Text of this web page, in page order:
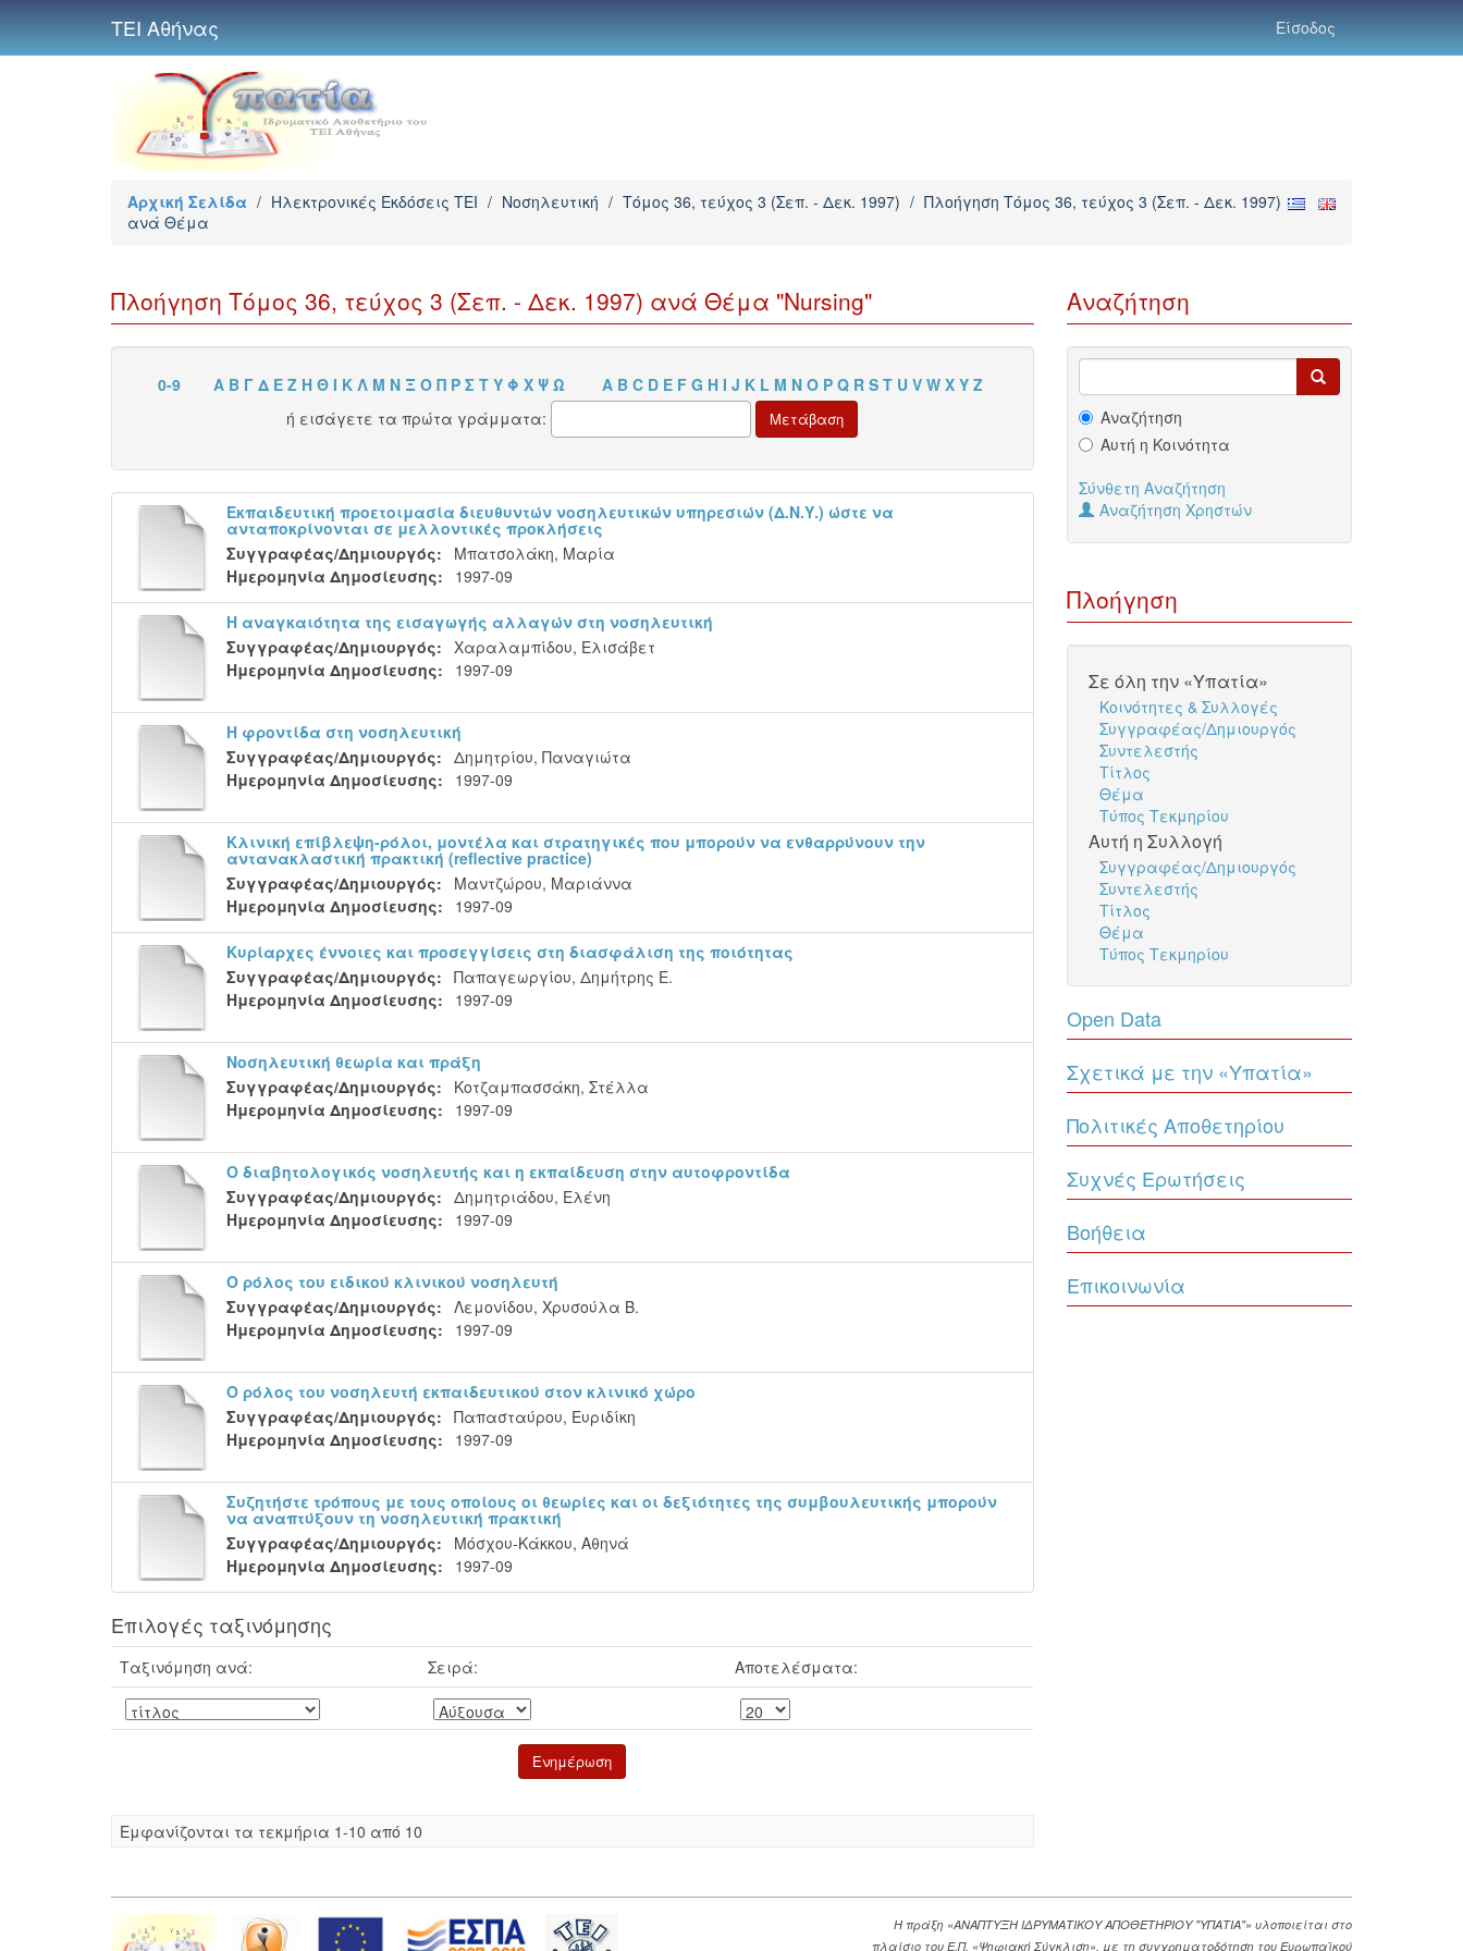
ΤΕΙ Αθήνας Είσοδος
Αρχική Σελίδα / Ηλεκτρονικές Εκδόσεις TEI / Νοσηλευτική / Τόμος 36, τεύχος 3 (Σεπ. - Δεκ. 1997) / Πλοήγηση Τόμος 36, τεύχος 3 (Σεπ. - Δεκ. 1997)
ανά Θέμα
Πλοήγηση Τόμος 36, τεύχος 3 (Σεπ. - Δεκ. 1997) ανά Θέμα "Nursing"
0-9 Α Β Γ Δ Ε Ζ Η Θ Ι Κ Λ Μ Ν Ξ Ο Π Ρ Σ Τ Υ Φ Χ Ψ Ω A B C D E F G H I J K L M N O P Q R S T U V W X Y Z
ή εισάγετε τα πρώτα γράμματα:
Εκπαιδευτική προετοιμασία διευθυντών νοσηλευτικών υπηρεσιών (Δ.Ν.Υ.) ώστε να
ανταποκρίνονται σε μελλοντικές προκλήσεις
Συγγραφέας/Δημιουργός:
Μπατσολάκη, Μαρία
Ημερομηνία Δημοσίευσης:
1997-09
Η αναγκαιότητα της εισαγωγής αλλαγών στη νοσηλευτική
Συγγραφέας/Δημιουργός: Χαραλαμπίδου, Ελισάβετ
Ημερομηνία Δημοσίευσης:
1997-09
Η φροντίδα στη νοσηλευτική
Συγγραφέας/Δημιουργός: Δημητρίου, Παναγιώτα
Ημερομηνία Δημοσίευσης:
1997-09
Κλινική επίβλεψη-ρόλοι, μοντέλα και στρατηγικές που μπορούν να ενθαρρύνουν την
αντανακλαστική πρακτική (reflective practice)
Συγγραφέας/Δημιουργός:
Μαντζώρου, Μαριάννα
Ημερομηνία Δημοσίευσης:
1997-09
Κυρίαρχες έννοιες και προσεγγίσεις στη διασφάλιση της ποιότητας
Συγγραφέας/Δημιουργός: Παπαγεωργίου, Δημήτρης Ε.
Ημερομηνία Δημοσίευσης:
1997-09
Νοσηλευτική θεωρία και πράξη
Συγγραφέας/Δημιουργός:
Κοτζαμπασσάκη, Στέλλα
Ημερομηνία Δημοσίευσης:
1997-09
Ο διαβητολογικός νοσηλευτής και η εκπαίδευση στην αυτοφροντίδα
Συγγραφέας/Δημιουργός: Δημητριάδου, Ελένη
Ημερομηνία Δημοσίευσης:
1997-09
Ο ρόλος του ειδικού κλινικού νοσηλευτή
Συγγραφέας/Δημιουργός: Λεμονίδου, Χρυσούλα Β.
Ημερομηνία Δημοσίευσης:
1997-09
Ο ρόλος του νοσηλευτή εκπαιδευτικού στον κλινικό χώρο
Συγγραφέας/Δημιουργός: Παπασταύρου, Ευριδίκη
Ημερομηνία Δημοσίευσης:
1997-09
Συζητήστε τρόπους με τους οποίους οι θεωρίες και οι δεξιότητες της συμβουλευτικής μπορούν
να αναπτύξουν τη νοσηλευτική πρακτική
Συγγραφέας/Δημιουργός:
Μόσχου-Κάκκου, Αθηνά
Ημερομηνία Δημοσίευσης:
1997-09
Επιλογές ταξινόμησης
Ταξινόμηση ανά: Σειρά: Αποτελέσματα:
Eμφανίζονται τα τεκμήρια 1-10 από 10
Αναζήτηση
Αναζήτηση
Αυτή η Κοινότητα
Σύνθετη Αναζήτηση
Αναζήτηση Χρηστών
Πλοήγηση
Σε όλη την «Υπατία»
Κοινότητες & Συλλογές
Συγγραφέας/Δημιουργός
Συντελεστής
Τίτλος
Θέμα
Τύπος Τεκμηρίου
Αυτή η Συλλογή
Συγγραφέας/Δημιουργός
Συντελεστής
Τίτλος
Θέμα
Τύπος Τεκμηρίου
Open Data
Σχετικά με την «Υπατία»
Πολιτικές Αποθετηρίου
Συχνές Ερωτήσεις
Βοήθεια
Επικοινωνία
Η πράξη «ΑΝΑΠΤΥΞΗ ΙΔΡΥΜΑΤΙΚΟΥ ΑΠΟΘΕΤΗΡΙΟΥ "ΥΠΑΤΙΑ"» υλοποιείται στο
πλαίσιο του Ε.Π. «Ψηφιακή Σύγκλιση», με τη συγχρηματοδότηση του Ευρωπαϊκού